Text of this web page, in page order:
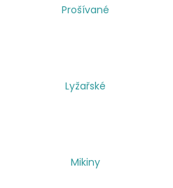
Prošívané
Lyžařské
Mikiny